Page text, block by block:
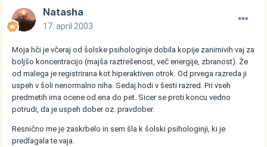
Natasha
17. april 2003
Moja hči je včeraj od šolske psihologinje dobila kopije zanimivih vaj za
boljšo koncentracijo (majša raztrešenost, več energije, zbranost). Že
od malega je registrirana kot hiperaktiven otrok. Od prvega razreda ji
uspeh v šoli nenormalno niha. Sedaj hodi v šesti razred. Pri vseh
predmetih ima ocene od ena do pet. Sicer se proti koncu vedno
potrudi, da je uspeh dober oz. pravdober.
Resnično me je zaskrbelo in sem šla k šolski psihologinji, ki je
predlagala te vaja.